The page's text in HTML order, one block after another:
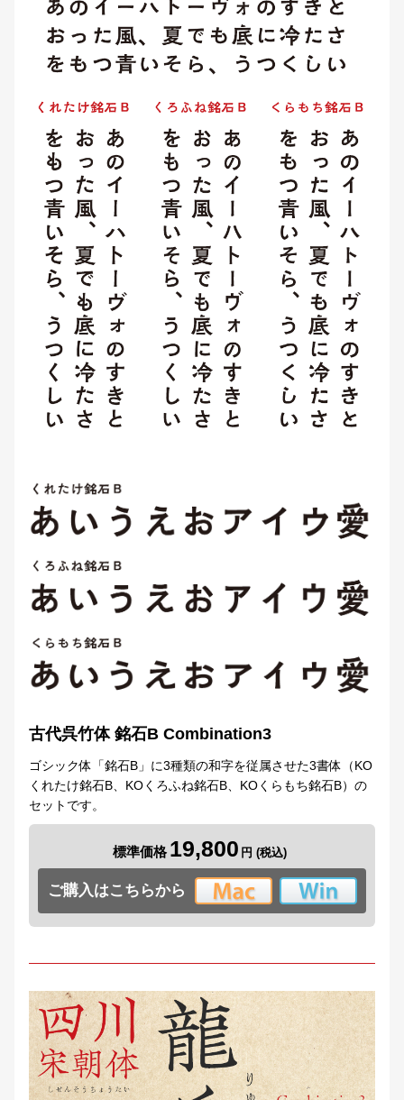
古代呉竹体 銘石B Combination3
ゴシック体「銘石B」に3種類の和字を従属させた3書体（KO
くれたけ銘石B、KOくろふね銘石B、KOくらもち銘石B）の
セットです。
標準価格 19,800
ご購入はこちらから